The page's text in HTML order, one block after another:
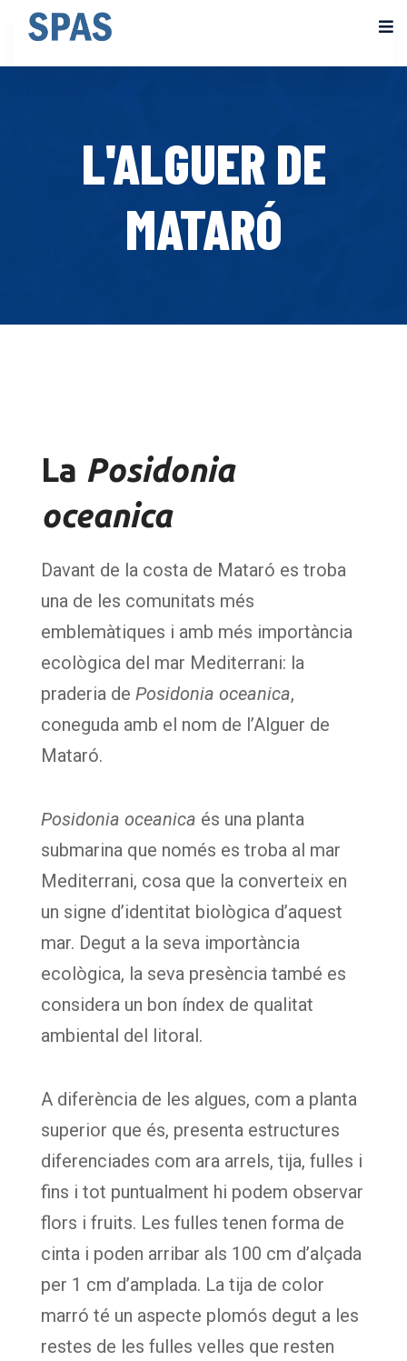
L'ALGUER DE
MATARÓ
La Posidonia
oceanica
Davant de la costa de Mataró es troba
una de les comunitats més
emblemàtiques i amb més importància
ecològica del mar Mediterrani: la
praderia de Posidonia oceanica,
coneguda amb el nom de l’Alguer de
Mataró.
Posidonia oceanica és una planta
submarina que només es troba al mar
Mediterrani, cosa que la converteix en
un signe d’identitat biològica d’aquest
mar. Degut a la seva importància
ecològica, la seva presència també es
considera un bon índex de qualitat
ambiental del litoral.
A diferència de les algues, com a planta
superior que és, presenta estructures
diferenciades com ara arrels, tija, fulles i
fins i tot puntualment hi podem observar
flors i fruits. Les fulles tenen forma de
cinta i poden arribar als 100 cm d’alçada
per 1 cm d’amplada. La tija de color
marró té un aspecte plomós degut a les
restes de les fulles velles que resten